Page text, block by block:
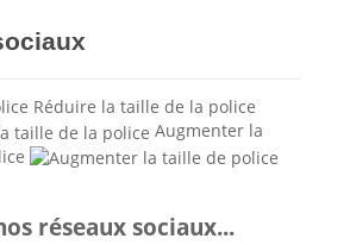
Réduire la taille de la police
Augmenter la
réseaux sociaux...